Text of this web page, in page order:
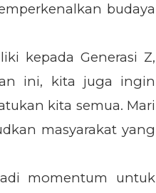
budaya
kepada Generasi Z,
ini, kita juga ingin
kita semua. Mari
masyarakat yang
momentum untuk